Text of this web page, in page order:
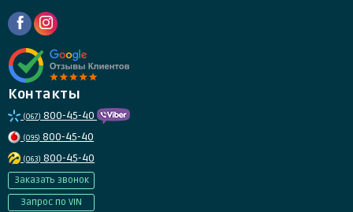
Контакты
(067) 800-45-40
(095) 800-45-40
(063) 800-45-40
Заказать звонок
Запрос по VIN